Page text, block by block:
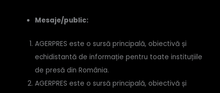
Mesaje/public:
AGERPRES este o sursă principală, obiectivă și
echidistantă de informație pentru toate instituțiile
de presă din România.
AGERPRES este o sursă principală, obiectivă și